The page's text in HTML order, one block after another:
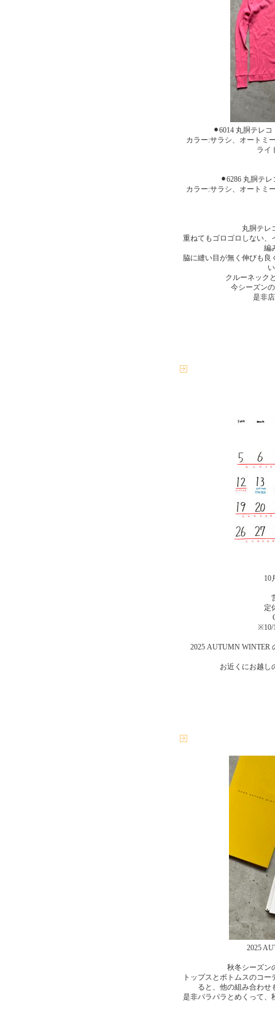
⚫︎6014 丸胴テレ
カラー:サラシ、オートミ
ライ
⚫︎6286 丸胴テ
カラー:サラシ、オートミ
丸胴テレ
重ねてもゴロゴロしない、
編
脇に縫い目が無く伸びも
クルーネック
今シーズン
是非
10
定
※10/
2025 AUTUMN WINTER
お近くにお越し
2025
秋冬シーズン
トップスとボトムスのコ
ると、他の組み合わせ
是非パラパラとめくって、